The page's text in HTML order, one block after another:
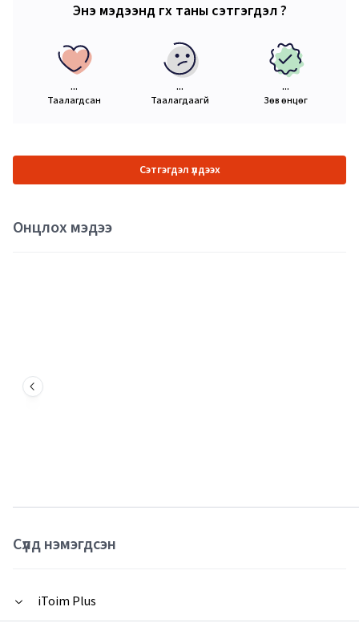
Энэ мэдээнд өгөх таны сэтгэгдэл ?
...
Таалагдсан
...
Таалагдаагүй
...
Зөв өнцөг
Сэтгэгдэл үлдээх
Онцлох мэдээ
Сүүлд нэмэгдсэн
iToim Plus